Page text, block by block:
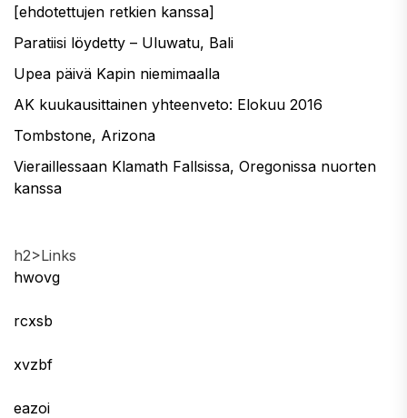
[ehdotettujen retkien kanssa]
Paratiisi löydetty – Uluwatu, Bali
Upea päivä Kapin niemimaalla
AK kuukausittainen yhteenveto: Elokuu 2016
Tombstone, Arizona
Vieraillessaan Klamath Fallsissa, Oregonissa nuorten
kanssa
h2>Links
hwovg
rcxsb
xvzbf
eazoi